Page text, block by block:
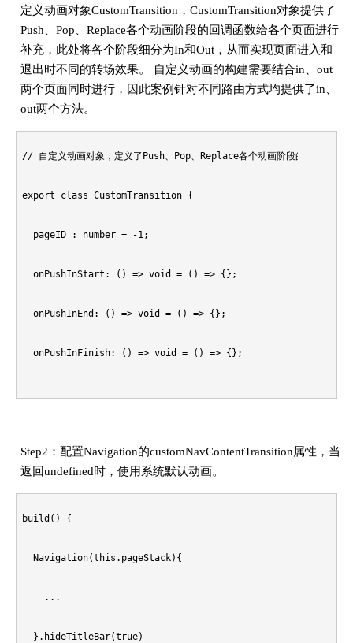
定义动画对象CustomTransition，CustomTransition对象提供了
Push、Pop、Replace各个动画阶段的回调函数给各个页面进行
补充，此处将各个阶段细分为In和Out，从而实现页面进入和
退出时不同的转场效果。 自定义动画的构建需要结合in、out
两个页面同时进行，因此案例针对不同路由方式均提供了in、
out两个方法。
// 自定义动画对象，定义了Push、Pop、Replace各个动画阶段的回调函数
export class CustomTransition {
pageID : number = -1;
onPushInStart: () => void = () => {};
onPushInEnd: () => void = () => {};
onPushInFinish: () => void = () => {};
onPopInFinish: () => void = () => {};
Step2：配置Navigation的customNavContentTransition属性，当
返回undefined时，使用系统默认动画。
build() {
Navigation(this.pageStack){
...
}.hideTitleBar(true)